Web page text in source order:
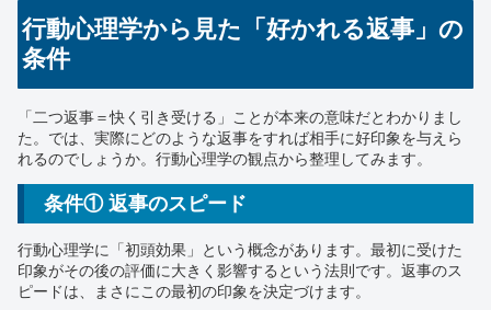
行動心理学から見た「好かれる返事」の
条件
「二つ返事＝快く引き受ける」ことが本来の意味だとわかりまし
た。では、実際にどのような返事をすれば相手に好印象を与えら
れるのでしょうか。行動心理学の観点から整理してみます。
条件① 返事のスピード
行動心理学に「初頭効果」という概念があります。最初に受けた
印象がその後の評価に大きく影響するという法則です。返事のス
ピードは、まさにこの最初の印象を決定づけます。